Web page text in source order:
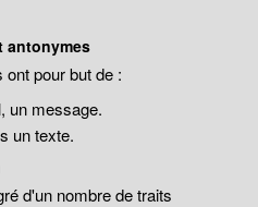
antonymes
pour but de :
un message.
un texte.
d'un nombre de traits